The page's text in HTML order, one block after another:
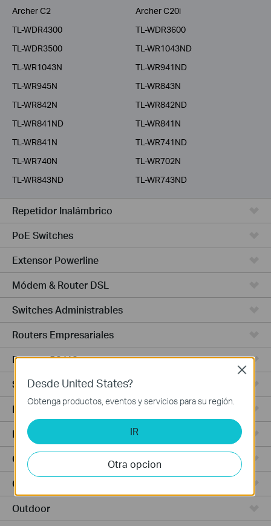
Archer C2
Archer C20i
TL-WDR4300
TL-WDR3600
TL-WDR3500
TL-WR1043ND
TL-WR1043N
TL-WR941ND
TL-WR945N
TL-WR843N
TL-WR842N
TL-WR842ND
TL-WR841ND
TL-WR841N
TL-WR841N
TL-WR741ND
TL-WR740N
TL-WR702N
TL-WR843ND
TL-WR743ND
Repetidor Inalámbrico
PoE Switches
Extensor Powerline
Módem & Router DSL
Switches Administrables
Routers Empresariales
Routers 5G/4G
Switches Smart
Punto de Acceso
Routers de Alta Potencia
Cámaras y seguridad
Ceiling Mount
Outdoor
Desde United States?
Obtenga productos, eventos y servicios para su región.
IR
Otra opcion
Close